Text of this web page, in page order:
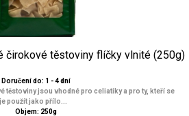
čirokové těstoviny flíčky vlnité (250g)
Doručení do: 1 - 4 dní
těstoviny jsou vhodné pro celiatiky a pro ty, kteří se
použít jako přílo...
Objem: 250g